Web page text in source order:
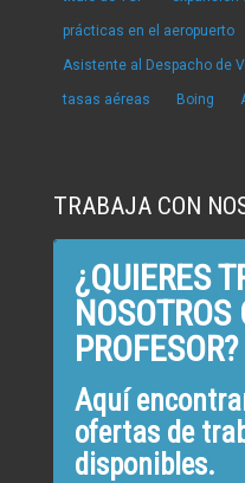
prácticas en el aeropuerto
Asistente al Despacho de
tasas aéreas Boing
TRABAJA CON
¿QUIERES
NOSOTROS
PROFESOR?
Aquí
ofertas de
disponibles.